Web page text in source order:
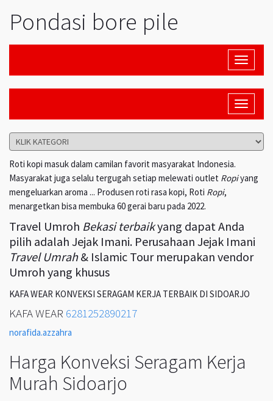
Pondasi bore pile
Toggle
Toggle
Roti kopi masuk dalam camilan favorit masyarakat Indonesia.
Masyarakat juga selalu tergugah setiap melewati outlet Ropiyang
mengeluarkan aroma ... Produsen roti rasa kopi, Roti Ropi,
menargetkan bisa membuka 60 gerai baru pada 2022.
Travel Umroh Bekasi terbaikyang dapat Anda
pilih adalah Jejak Imani. Perusahaan Jejak Imani
Travel Umrah& Islamic Tour merupakan vendor
Umroh yang khusus
KAFA WEAR KONVEKSI SERAGAM KERJA TERBAIK DI SIDOARJO
KAFA WEAR 6281252890217
norafida.azzahra
Harga Konveksi Seragam Kerja
Murah Sidoarjo